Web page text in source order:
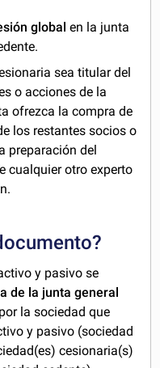
global en la junta
sea titular del
o acciones de la
ofrezca la compra de
los restantes socios o
preparación del
cualquier otro experto
y pasivo se
de la junta general
la sociedad que
y pasivo (sociedad
cesionaria(s)